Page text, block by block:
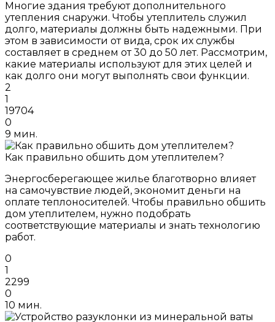
Многие здания требуют дополнительного
утепления снаружи. Чтобы утеплитель служил
долго, материалы должны быть надежными. При
этом в зависимости от вида, срок их службы
составляет в среднем от 30 до 50 лет. Рассмотрим,
какие материалы используют для этих целей и
как долго они могут выполнять свои функции.
2
1
19704
0
9 мин.
Как правильно обшить дом утеплителем?
Энергосберегающее жилье благотворно влияет
на самочувствие людей, экономит деньги на
оплате теплоносителей. Чтобы правильно обшить
дом утеплителем, нужно подобрать
соответствующие материалы и знать технологию
работ.
0
1
2299
0
10 мин.